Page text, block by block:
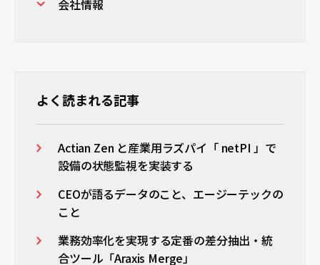
会社情報
よく読まれる記事
Actian Zen と産業用ラズパイ「 netPI 」で
設備の状態監視を実装する
CEOが語るデータのこと、エージーテックの
こと
業務効率化を実現する定番の差分抽出・統
合ツール「Araxis Merge」